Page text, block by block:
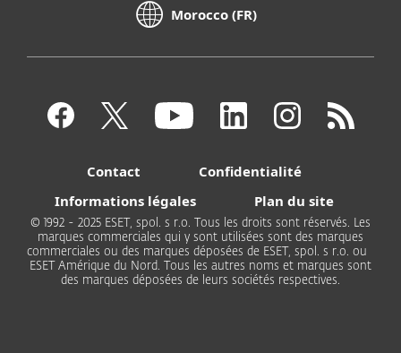
Morocco (FR)
Contact
Confidentialité
Informations légales
Plan du site
© 1992 - 2025 ESET, spol. s r.o. Tous les droits sont réservés. Les
marques commerciales qui y sont utilisées sont des marques
commerciales ou des marques déposées de ESET, spol. s r.o. ou
ESET Amérique du Nord. Tous les autres noms et marques sont
des marques déposées de leurs sociétés respectives.